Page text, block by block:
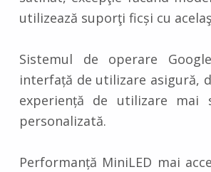
utilizează suporţi ficși cu
Sistemul de operare
interfață de utilizare asigură,
experiență de utilizare mai
personalizată.
Performanță MiniLED mai